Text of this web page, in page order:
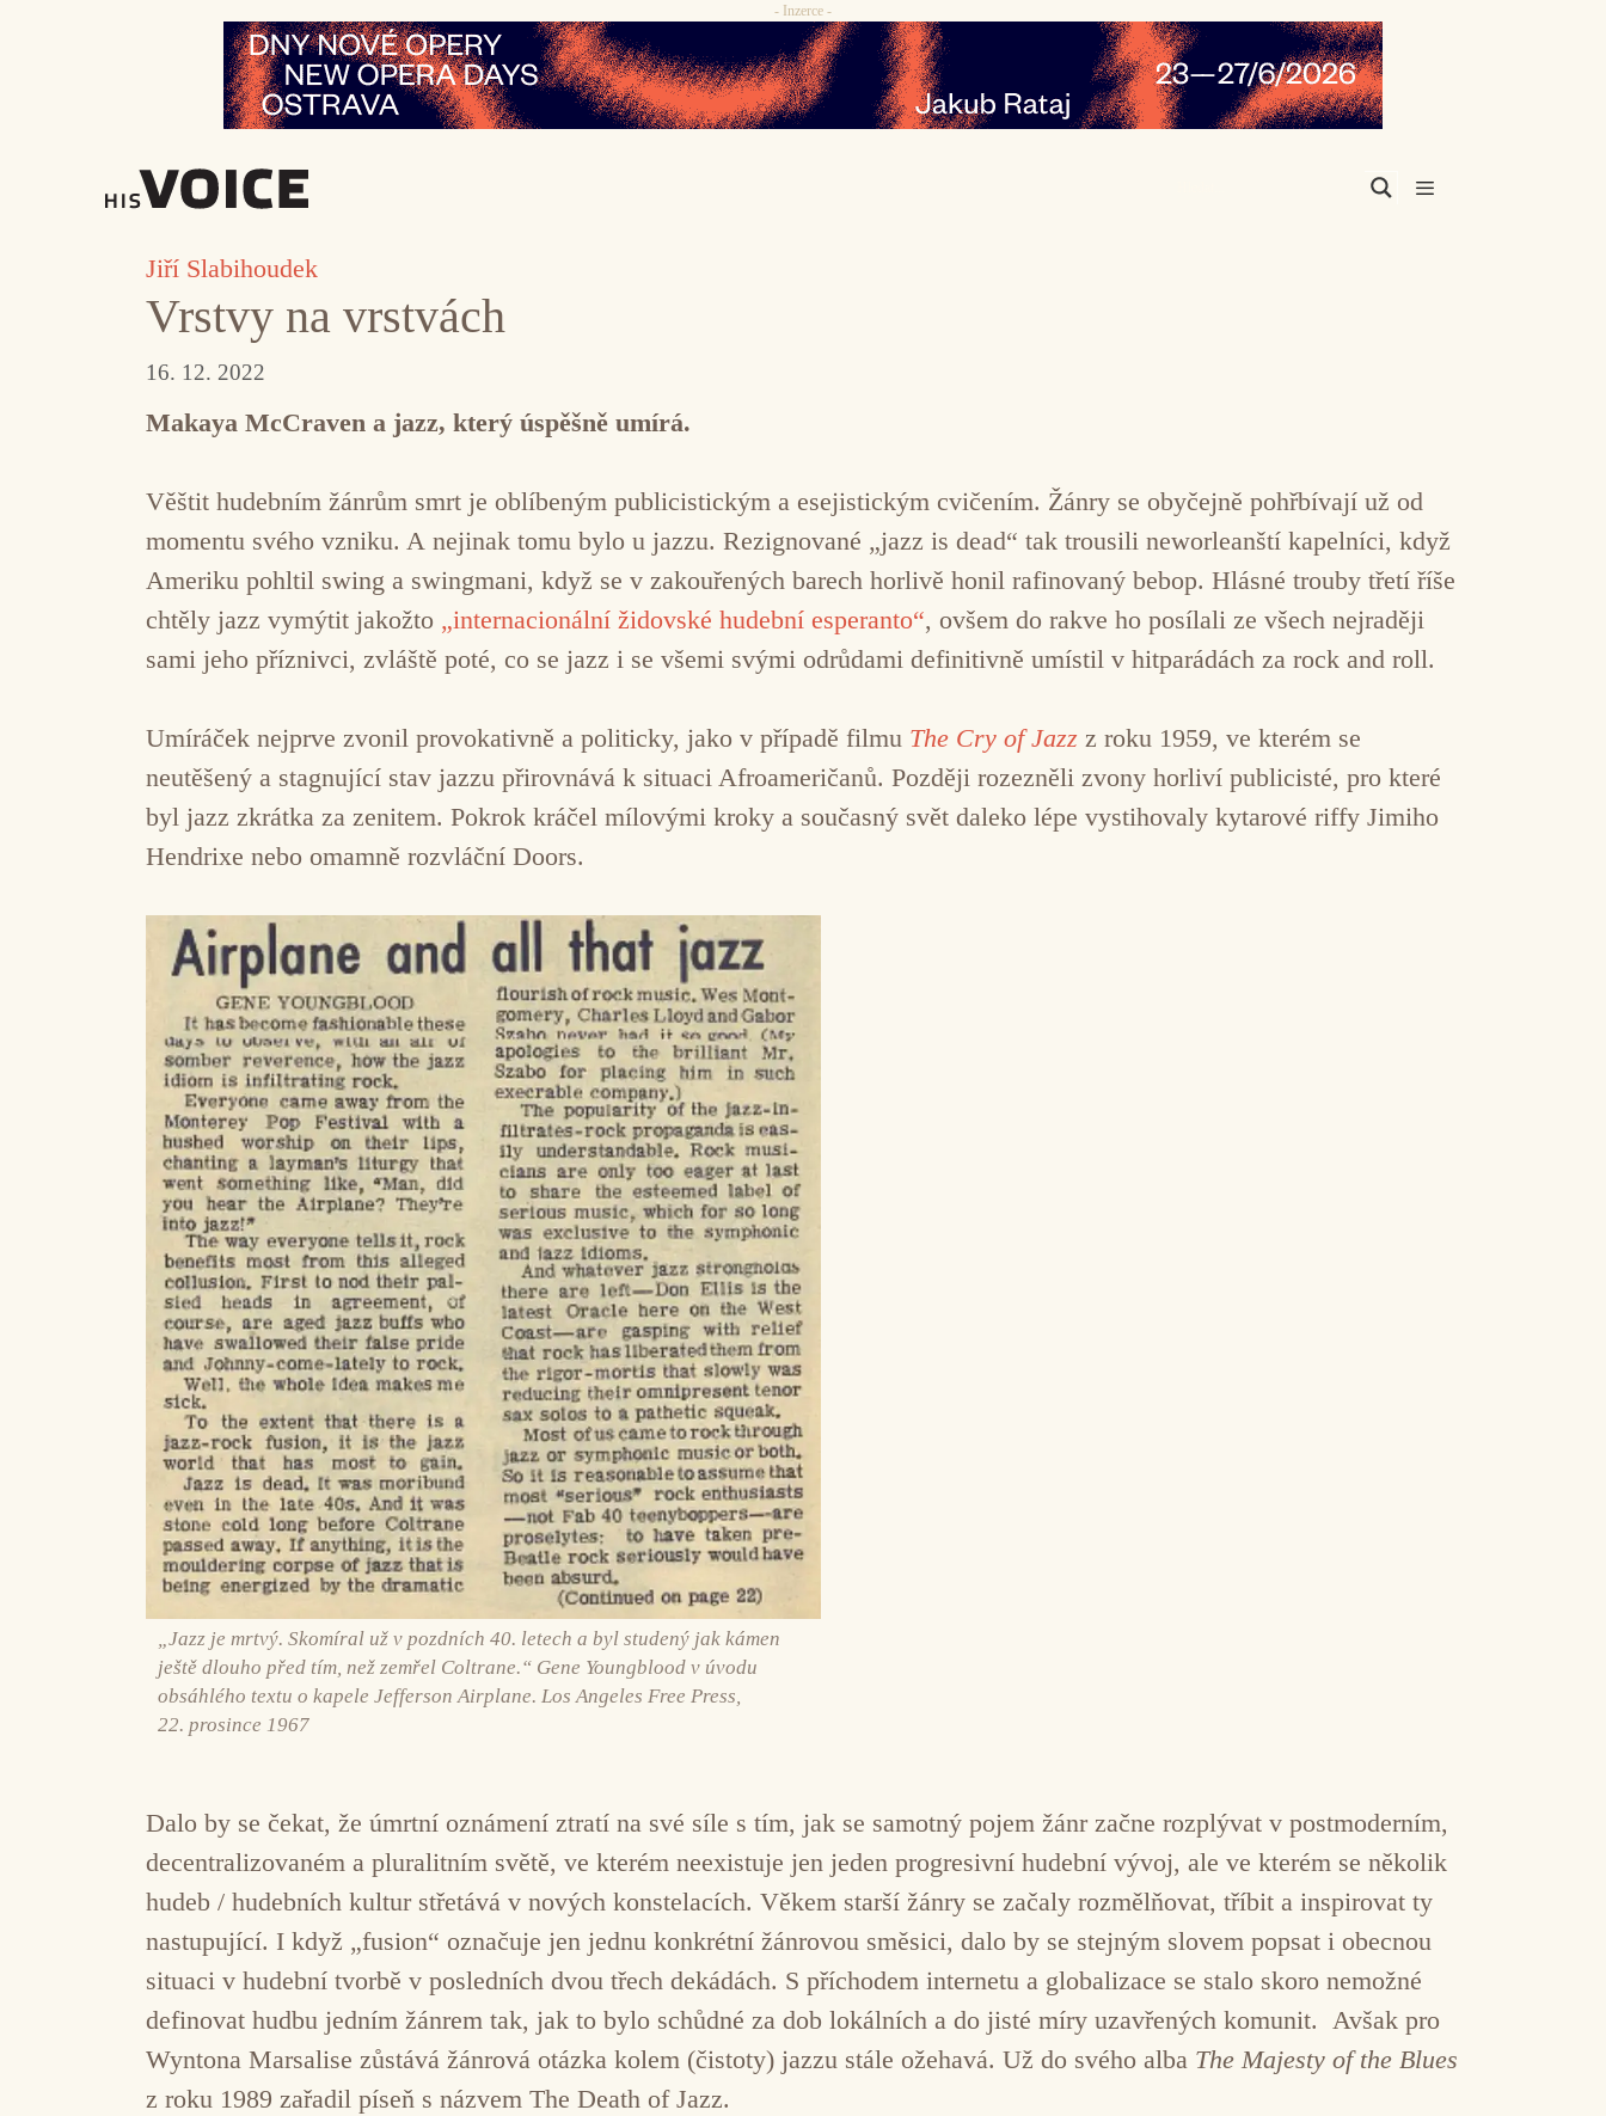
- Inzerce -
Jiří Slabihoudek
Vrstvy na vrstvách
16. 12. 2022
Makaya McCraven a jazz, který úspěšně umírá.
Věštit hudebním žánrům smrt je oblíbeným publicistickým a esejistickým cvičením. Žánry se obyčejně pohřbívají už od
momentu svého vzniku. A nejinak tomu bylo u jazzu. Rezignované „jazz is dead“ tak trousili neworleanští kapelníci, když
Ameriku pohltil swing a swingmani, když se v zakouřených barech horlivě honil rafinovaný bebop. Hlásné trouby třetí říše
chtěly jazz vymýtit jakožto „internacionální židovské hudební esperanto“, ovšem do rakve ho posílali ze všech nejraději
sami jeho příznivci, zvláště poté, co se jazz i se všemi svými odrůdami definitivně umístil v hitparádách za rock and roll.
Umíráček nejprve zvonil provokativně a politicky, jako v případě filmu The Cry of Jazz z roku 1959, ve kterém se
neutěšený a stagnující stav jazzu přirovnává k situaci Afroameričanů. Později rozezněli zvony horliví publicisté, pro které
byl jazz zkrátka za zenitem. Pokrok kráčel mílovými kroky a současný svět daleko lépe vystihovaly kytarové riffy Jimiho
Hendrixe nebo omamně rozvláční Doors.
„Jazz je mrtvý. Skomíral už v pozdních 40. letech a byl studený jak kámen
ještě dlouho před tím, než zemřel Coltrane.“ Gene Youngblood v úvodu
obsáhlého textu o kapele Jefferson Airplane. Los Angeles Free Press,
22. prosince 1967
Dalo by se čekat, že úmrtní oznámení ztratí na své síle s tím, jak se samotný pojem žánr začne rozplývat v postmoderním,
decentralizovaném a pluralitním světě, ve kterém neexistuje jen jeden progresivní hudební vývoj, ale ve kterém se několik
hudeb / hudebních kultur střetává v nových konstelacích. Věkem starší žánry se začaly rozmělňovat, tříbit a inspirovat ty
nastupující. I když „fusion“ označuje jen jednu konkrétní žánrovou směsici, dalo by se stejným slovem popsat i obecnou
situaci v hudební tvorbě v posledních dvou třech dekádách. S příchodem internetu a globalizace se stalo skoro nemožné
definovat hudbu jedním žánrem tak, jak to bylo schůdné za dob lokálních a do jisté míry uzavřených komunit. Avšak pro
Wyntona Marsalise zůstává žánrová otázka kolem (čistoty) jazzu stále ožehavá. Už do svého alba The Majesty of the Blues
z roku 1989 zařadil píseň s názvem The Death of Jazz.